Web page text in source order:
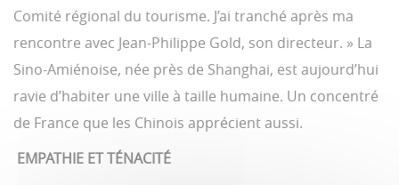
Comité régional du tourisme. J’ai tranché après ma
rencontre avec Jean-Philippe Gold, son directeur. » La
Sino-Amiénoise, née près de Shanghai, est aujourd’hui
ravie d’habiter une ville à taille humaine. Un concentré
de France que les Chinois apprécient aussi.
EMPATHIE ET TÉNACITÉ